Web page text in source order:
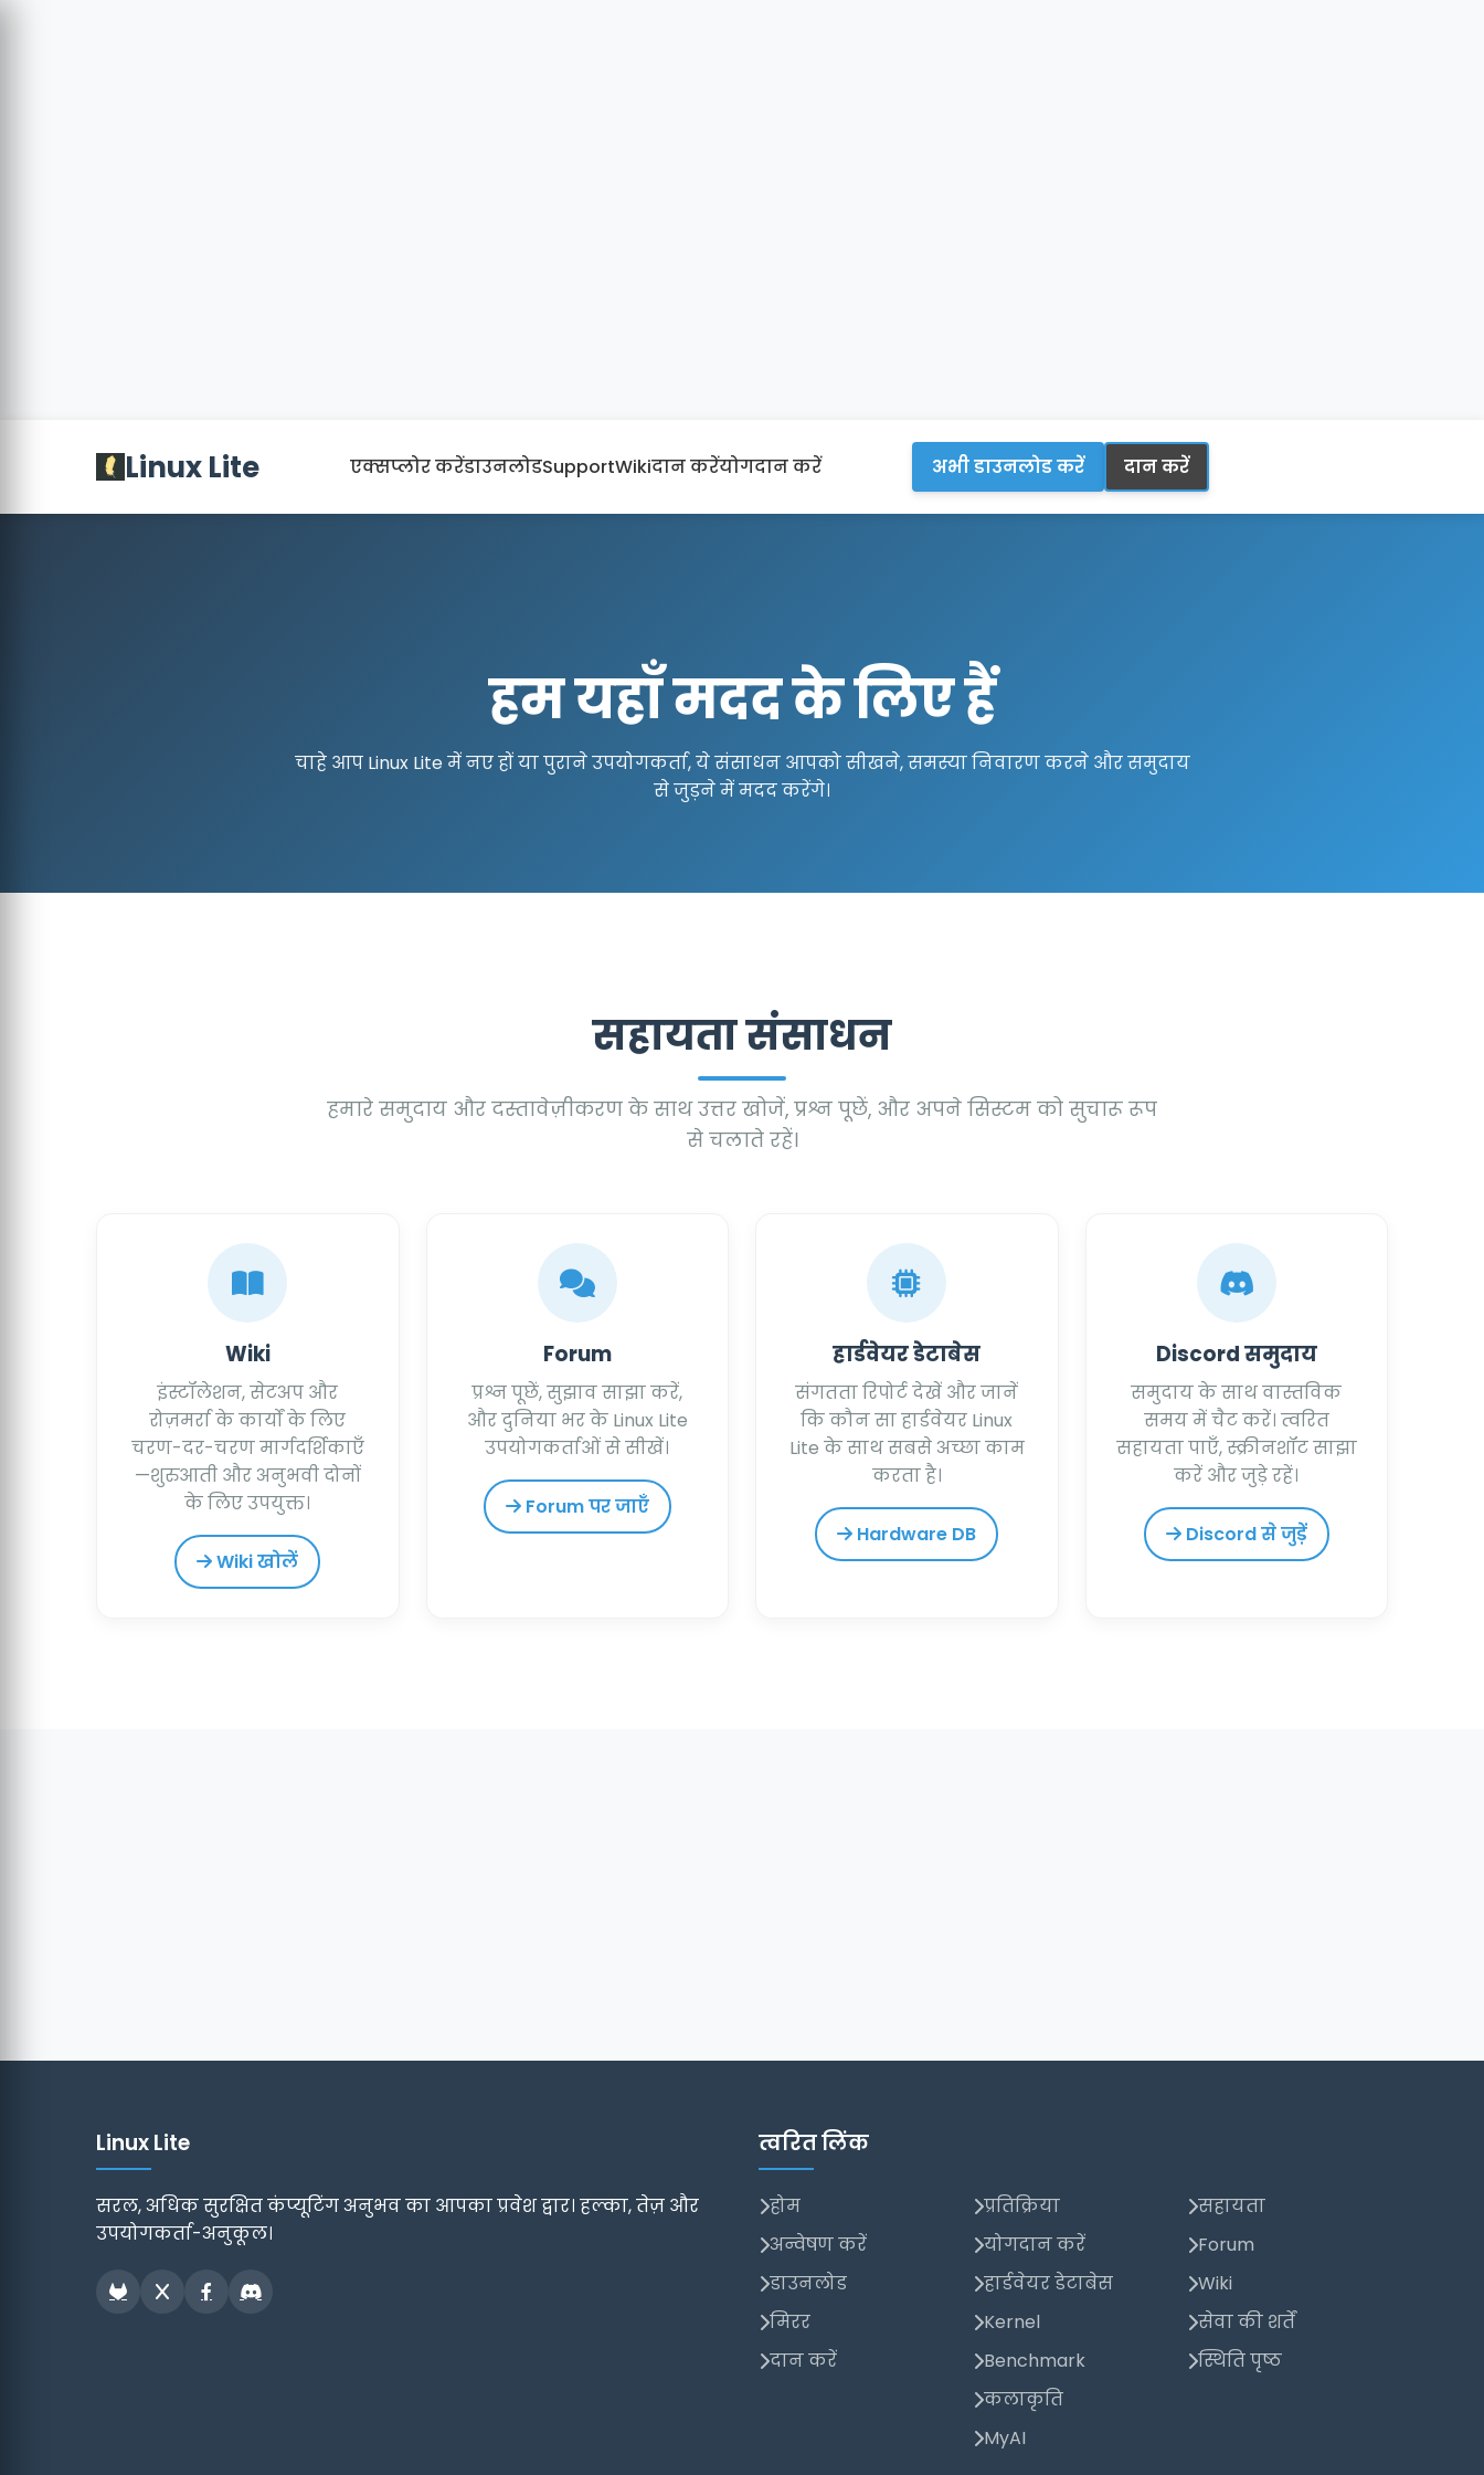
Linux Lite एक्सप्लोर करेंडाउनलोडSupportWikiदान करेंयोगदान करें अभी डाउनलोड करें दान करें
हम यहाँ मदद के लिए हैं
चाहे आप Linux Lite में नए हों या पुराने उपयोगकर्ता, ये संसाधन आपको सीखने, समस्या निवारण करने और समुदाय
से जुड़ने में मदद करेंगे।
सहायता संसाधन
हमारे समुदाय और दस्तावेज़ीकरण के साथ उत्तर खोजें, प्रश्न पूछें, और अपने सिस्टम को सुचारू रूप
से चलाते रहें।
Wiki
इंस्टॉलेशन, सेटअप और
रोज़मर्रा के कार्यों के लिए
चरण-दर-चरण मार्गदर्शिकाएँ
—शुरुआती और अनुभवी दोनों
के लिए उपयुक्त।
Wiki खोलें
Forum
प्रश्न पूछें, सुझाव साझा करें,
और दुनिया भर के Linux Lite
उपयोगकर्ताओं से सीखें।
Forum पर जाएँ
हार्डवेयर डेटाबेस
संगतता रिपोर्ट देखें और जानें
कि कौन सा हार्डवेयर Linux
Lite के साथ सबसे अच्छा काम
करता है।
Hardware DB
Discord समुदाय
समुदाय के साथ वास्तविक
समय में चैट करें। त्वरित
सहायता पाएँ, स्क्रीनशॉट साझा
करें और जुड़े रहें।
Discord से जुड़ें
Linux Lite
सरल, अधिक सुरक्षित कंप्यूटिंग अनुभव का आपका प्रवेश द्वार। हल्का, तेज़ और
उपयोगकर्ता-अनुकूल।
त्वरित लिंक
होम
अन्वेषण करें
डाउनलोड
मिरर
दान करें
प्रतिक्रिया
योगदान करें
हार्डवेयर डेटाबेस
Kernel
Benchmark
कलाकृति
MyAI
सहायता
Forum
Wiki
सेवा की शर्तें
स्थिति पृष्ठ